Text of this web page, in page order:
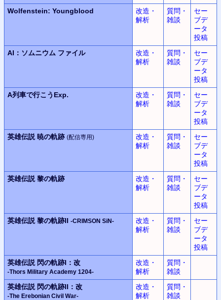
Wolfenstein: Youngblood
改造・
解析
質問・
雑談
セー
ブデ
ータ
投稿
AI： ソムニウム ファイル
改造・
解析
質問・
雑談
セー
ブデ
ータ
投稿
A列車で行こうExp.
改造・
解析
質問・
雑談
セー
ブデ
ータ
投稿
英雄伝説 暁の軌跡 (配信専用)
改造・
解析
質問・
雑談
セー
ブデ
ータ
投稿
英雄伝説 黎の軌跡
改造・
解析
質問・
雑談
セー
ブデ
ータ
投稿
英雄伝説 黎の軌跡II -CRIMSON SiN-
改造・
解析
質問・
雑談
セー
ブデ
ータ
投稿
英雄伝説 閃の軌跡I：改
-Thors Military Academy 1204-
改造・
解析
質問・
雑談
英雄伝説 閃の軌跡II：改
-The Erebonian Civil War-
改造・
解析
質問・
雑談